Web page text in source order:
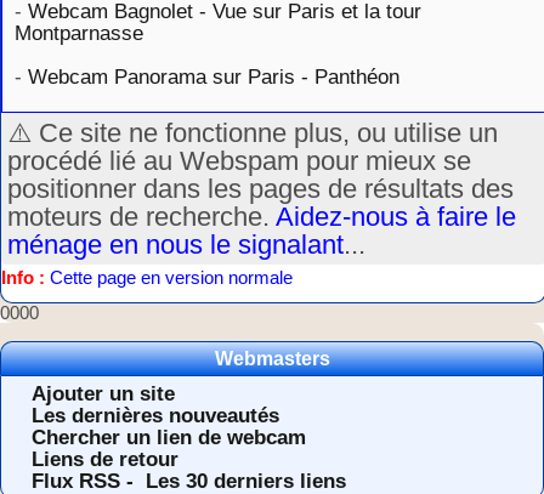
- Webcam Bagnolet - Vue sur Paris et la tour
Montparnasse
- Webcam Panorama sur Paris - Panthéon
⚠️ Ce site ne fonctionne plus, ou utilise un
procédé lié au Webspam pour mieux se
positionner dans les pages de résultats des
moteurs de recherche. Aidez-nous à faire le
ménage en nous le signalant...
Info : Cette page en version normale
0000
Webmasters
Ajouter un site
Les dernières nouveautés
Chercher un lien de webcam
Liens de retour
Flux RSS -
Les 30 derniers liens